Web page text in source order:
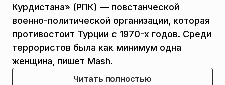
Курдистана» (РПК) — повстанческой
военно-политической организации, которая
противостоит Турции с 1970-х годов. Среди
террористов была как минимум одна
женщина, пишет Mash.
Читать полностью